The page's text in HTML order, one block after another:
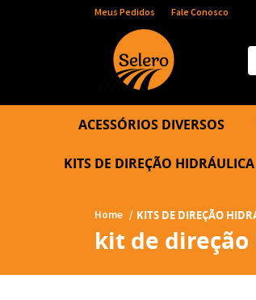
Meus Pedidos Fale Conosco
ACESSÓRIOS DIVERSOS
KITS DE DIREÇÃO HIDRÁULICA
Home KITS DE DIREÇÃO
kit de direção